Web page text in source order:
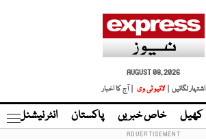
AUGUST 08, 2026
اشتہار لگائیں |
لائیو ٹی وی | آج کا اخبار
کھیل خاص خبریں پاکستان انٹر نیشنل